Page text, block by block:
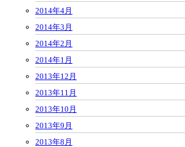
2014年4月
2014年3月
2014年2月
2014年1月
2013年12月
2013年11月
2013年10月
2013年9月
2013年8月